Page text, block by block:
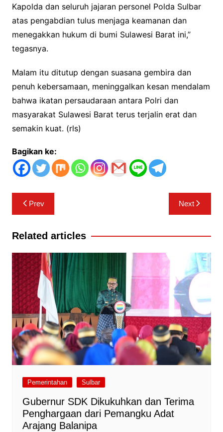
Kapolda dan seluruh jajaran personel Polda Sulbar
atas pengabdian tulus menjaga keamanan dan
menegakkan hukum di bumi Sulawesi Barat ini,”
tegasnya.
Malam itu ditutup dengan suasana gembira dan
penuh kebersamaan, meninggalkan kesan mendalam
bahwa ikatan persaudaraan antara Polri dan
masyarakat Sulawesi Barat terus terjalin erat dan
semakin kuat. (rls)
Bagikan ke:
Navigasi
pos
Prev Next
Related articles
Pemerintahan Sulbar
Gubernur SDK Dikukuhkan dan Terima
Penghargaan dari Pemangku Adat
Arajang Balanipa